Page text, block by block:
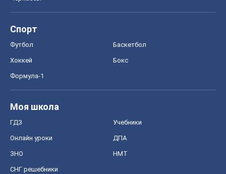
Спорт
Футбол Баскетбол
Хоккей Бокс
Формула-1
Моя школа
ГДЗ Учебники
Онлайн уроки ДПА
ЗНО НМТ
СНГ решебники